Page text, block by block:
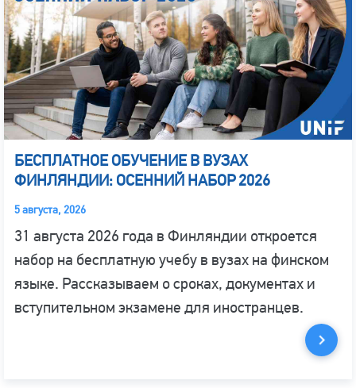
БЕСПЛАТНОЕ ОБУЧЕНИЕ В ВУЗАХ
ФИНЛЯНДИИ: ОСЕННИЙ НАБОР 2026
5 августа, 2026
31 августа 2026 года в Финляндии откроется
набор на бесплатную учебу в вузах на финском
языке. Рассказываем о сроках, документах и
вступительном экзамене для иностранцев.